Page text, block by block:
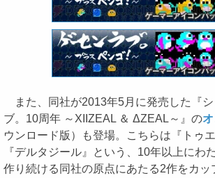
また、同社が2013年5月に発売した『シ
ブ。10周年 ～XIIZEAL ＆ ΔZEAL～』の
ウンロード版）も登場。こちらは『トゥ
『デルタジール』という、10年以上にわ
作り続ける同社の原点にあたる2作をカッ